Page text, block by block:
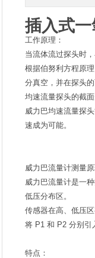
插入式
工作原理：
当流体流过探头时
根据伯努利方程原
分真空，并在探头
均速流量探头的截
威力巴均速流量探
速成为可能。
威力巴流量计测量
威力巴流量计是一
低压分布区。
传感器在高、低压
将 P1 和 P2 分别
特点：